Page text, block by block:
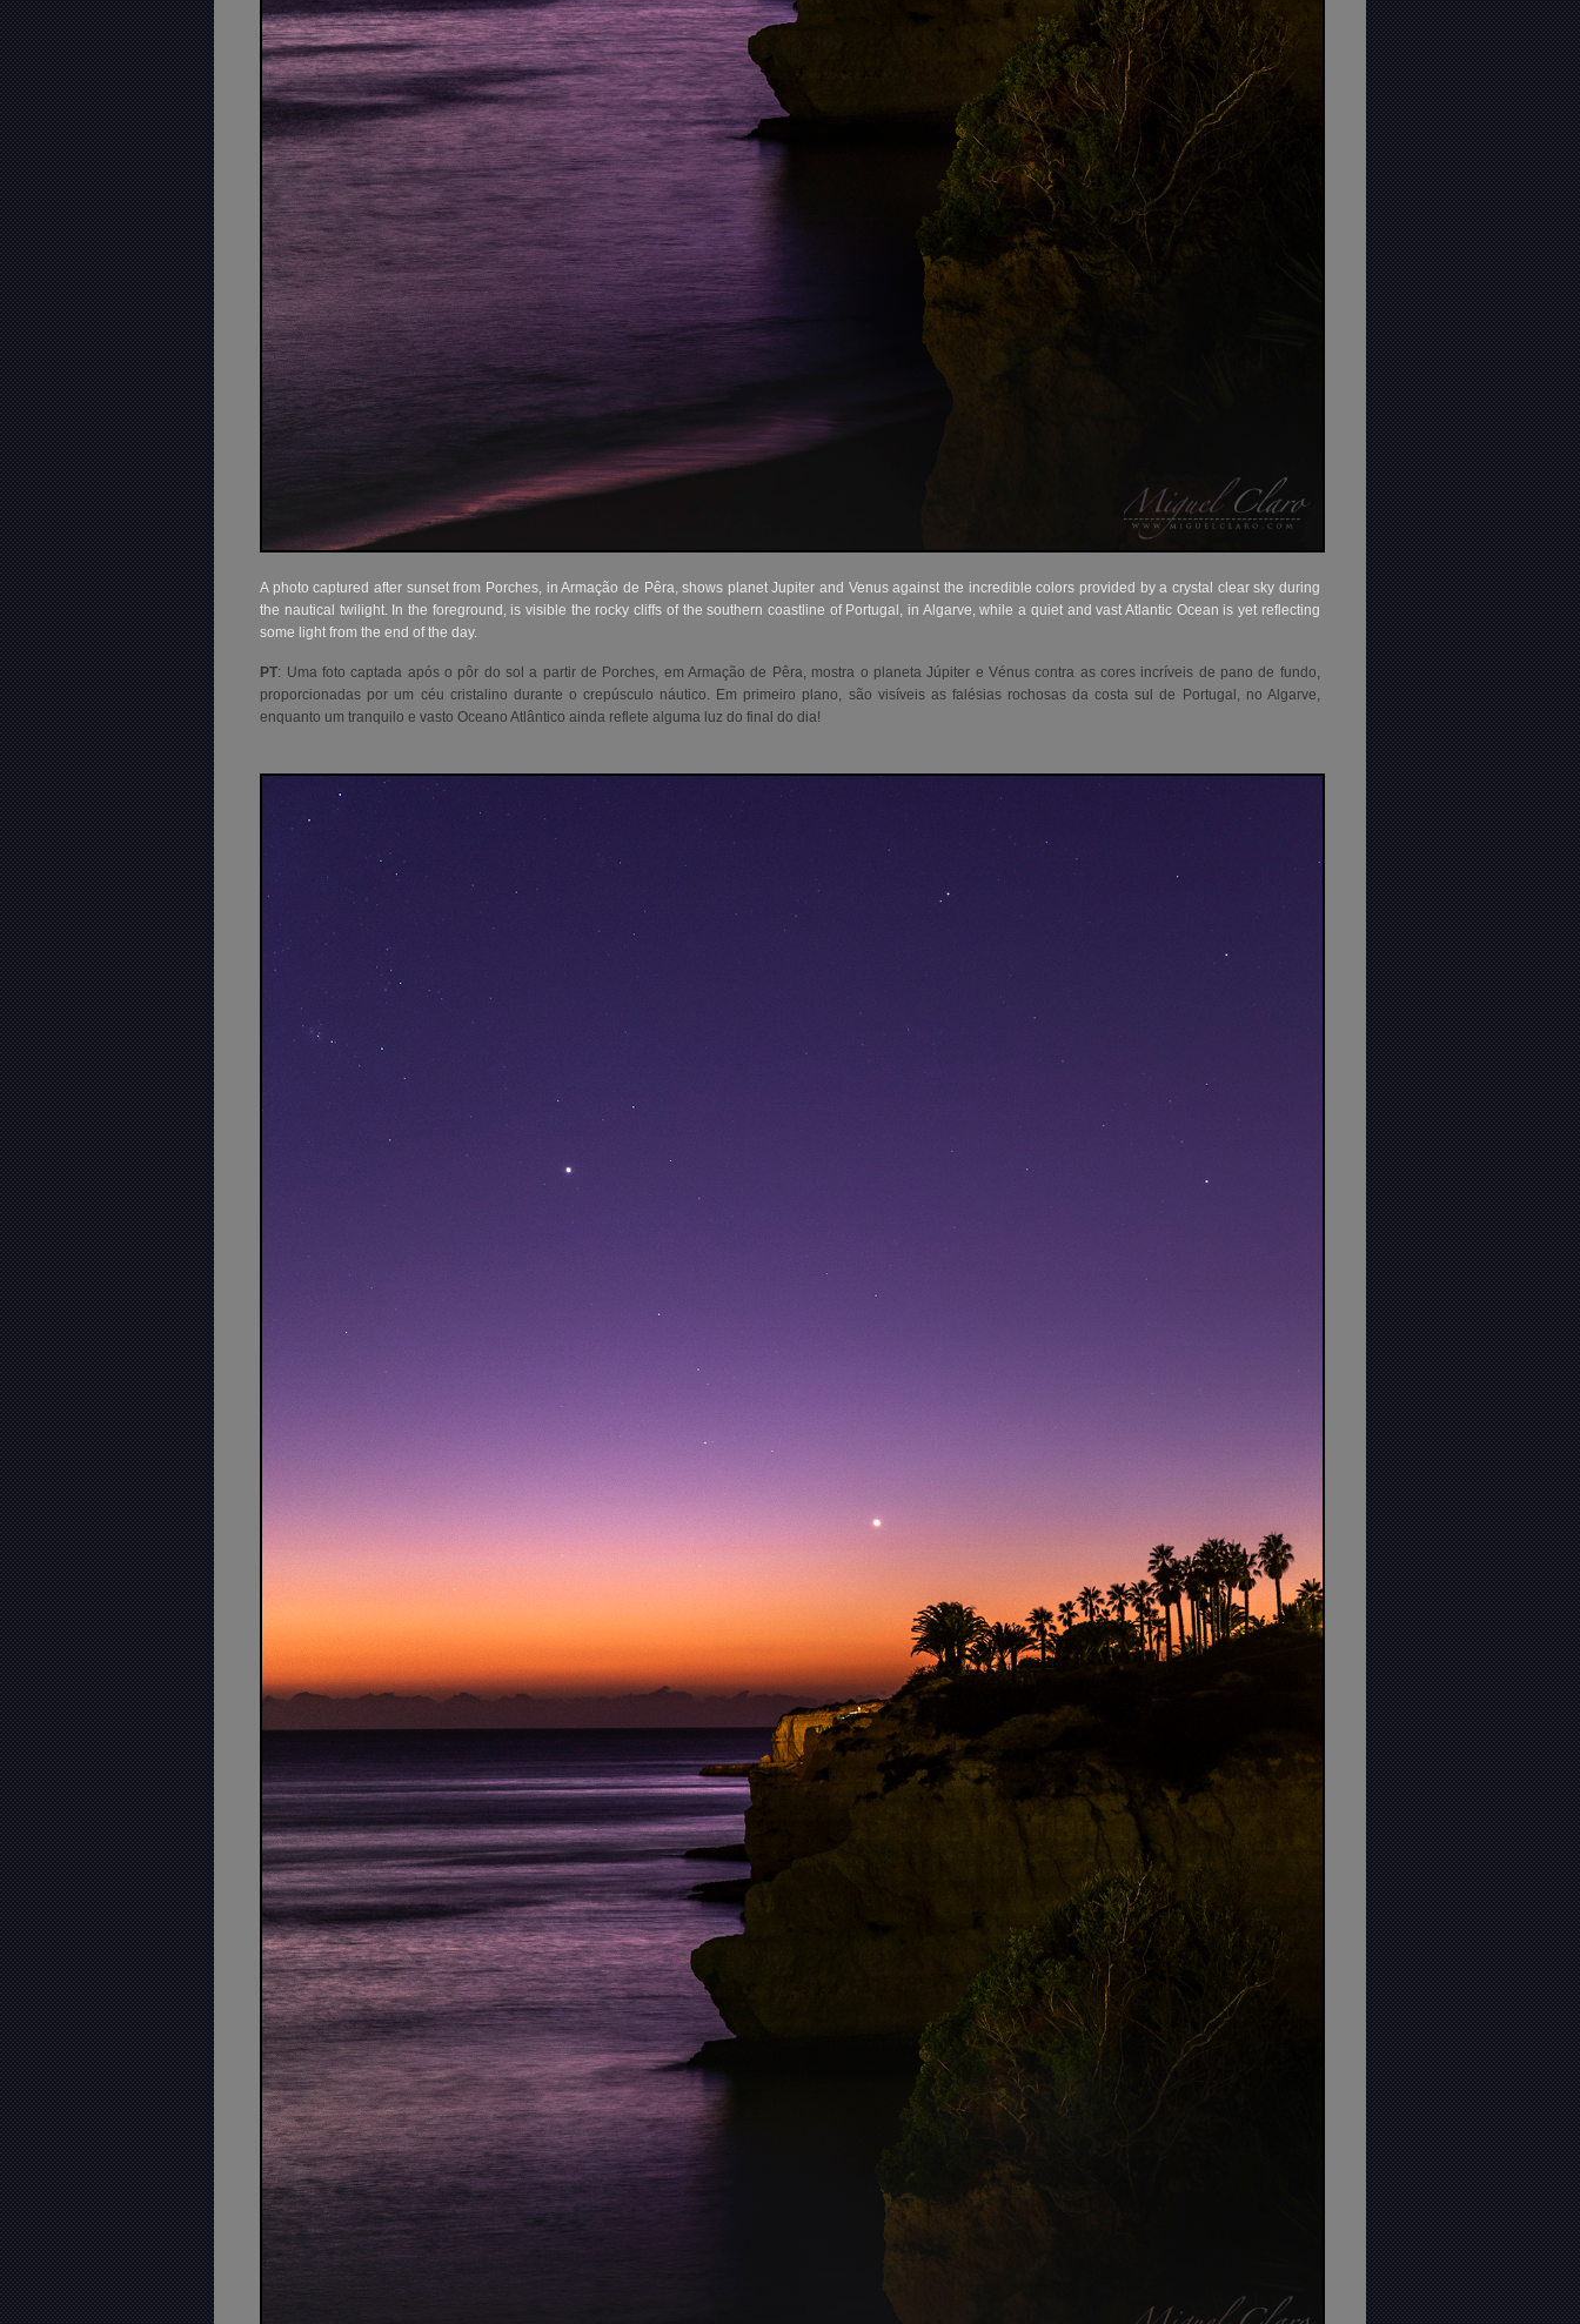
A photo captured after sunset from Porches, in Armação de Pêra, shows planet Jupiter and Venus against the incredible colors provided by a crystal clear sky during
the nautical twilight. In the foreground, is visible the rocky cliffs of the southern coastline of Portugal, in Algarve, while a quiet and vast Atlantic Ocean is yet reflecting
some light from the end of the day.
PT: Uma foto captada após o pôr do sol a partir de Porches, em Armação de Pêra, mostra o planeta Júpiter e Vénus contra as cores incríveis de pano de fundo,
proporcionadas por um céu cristalino durante o crepúsculo náutico. Em primeiro plano, são visíveis as falésias rochosas da costa sul de Portugal, no Algarve,
enquanto um tranquilo e vasto Oceano Atlântico ainda reflete alguma luz do final do dia!